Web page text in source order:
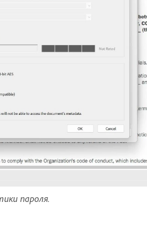
пароля.